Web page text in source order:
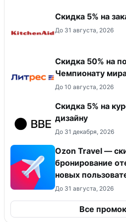
Скидка 5% на
До 31 августа, 2026
Скидка 50% на
Чемпионату
До 10 августа, 2026
Скидка 5% на
дизайну
До 31 декабря, 2026
Ozon Travel —
бронирование
новых
До 31 августа, 2026
Все